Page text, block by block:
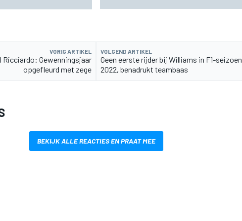
VORIG ARTIKEL
Ricciardo: Gewenningsjaar
opgefleurd met zege
VOLGEND ARTIKEL
Geen eerste rijder bij Williams in F1-seizoen
2022, benadrukt teambaas
BEKIJK ALLE REACTIES EN PRAAT MEE